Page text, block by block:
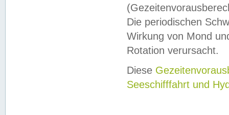
Die periodischen
Wirkung von Mond
Rotation verursacht.
Diese
Seeschifffahrt und